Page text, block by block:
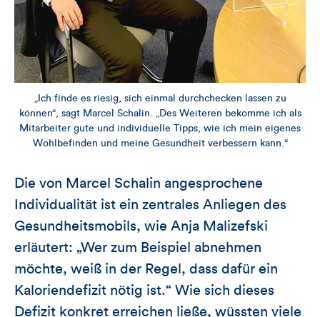
„Ich finde es riesig, sich einmal durchchecken lassen zu
können“, sagt Marcel Schalin. „Des Weiteren bekomme ich als
Mitarbeiter gute und individuelle Tipps, wie ich mein eigenes
Wohlbefinden und meine Gesundheit verbessern kann.“
Die von Marcel Schalin angesprochene
Individualität ist ein zentrales Anliegen des
Gesundheitsmobils, wie Anja Malizefski
erläutert: „Wer zum Beispiel abnehmen
möchte, weiß in der Regel, dass dafür ein
Kaloriendefizit nötig ist.“ Wie sich dieses
Defizit konkret erreichen ließe, wüssten viele